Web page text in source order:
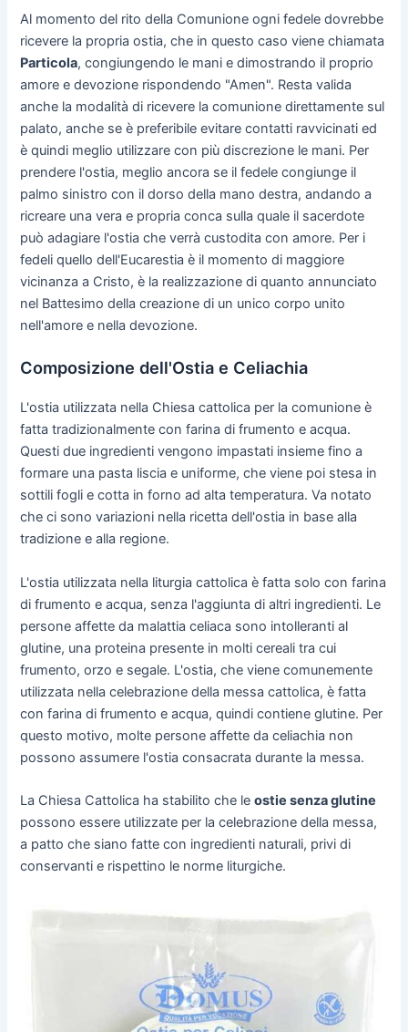
Al momento del rito della Comunione ogni fedele dovrebbe
ricevere la propria ostia, che in questo caso viene chiamata
Particola, congiungendo le mani e dimostrando il proprio
amore e devozione rispondendo "Amen". Resta valida
anche la modalità di ricevere la comunione direttamente sul
palato, anche se è preferibile evitare contatti ravvicinati ed
è quindi meglio utilizzare con più discrezione le mani. Per
prendere l'ostia, meglio ancora se il fedele congiunge il
palmo sinistro con il dorso della mano destra, andando a
ricreare una vera e propria conca sulla quale il sacerdote
può adagiare l'ostia che verrà custodita con amore. Per i
fedeli quello dell'Eucarestia è il momento di maggiore
vicinanza a Cristo, è la realizzazione di quanto annunciato
nel Battesimo della creazione di un unico corpo unito
nell'amore e nella devozione.
Composizione dell'Ostia e Celiachia
L'ostia utilizzata nella Chiesa cattolica per la comunione è
fatta tradizionalmente con farina di frumento e acqua.
Questi due ingredienti vengono impastati insieme fino a
formare una pasta liscia e uniforme, che viene poi stesa in
sottili fogli e cotta in forno ad alta temperatura. Va notato
che ci sono variazioni nella ricetta dell'ostia in base alla
tradizione e alla regione.
L'ostia utilizzata nella liturgia cattolica è fatta solo con farina
di frumento e acqua, senza l'aggiunta di altri ingredienti. Le
persone affette da malattia celiaca sono intolleranti al
glutine, una proteina presente in molti cereali tra cui
frumento, orzo e segale. L'ostia, che viene comunemente
utilizzata nella celebrazione della messa cattolica, è fatta
con farina di frumento e acqua, quindi contiene glutine. Per
questo motivo, molte persone affette da celiachia non
possono assumere l'ostia consacrata durante la messa.
La Chiesa Cattolica ha stabilito che leostie senza glutine
possono essere utilizzate per la celebrazione della messa,
a patto che siano fatte con ingredienti naturali, privi di
conservanti e rispettino le norme liturgiche.